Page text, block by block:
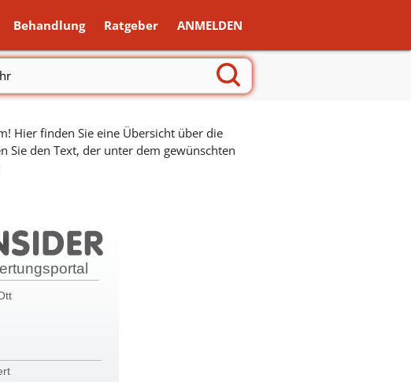
Behandlung Ratgeber ANMELDEN
Hier finden Sie eine Übersicht über die
Sie den Text, der unter dem gewünschten